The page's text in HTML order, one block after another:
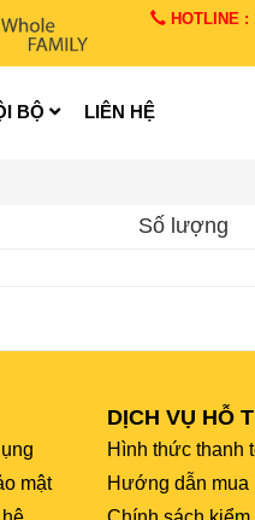
HOTLINE :
BỘ LIÊN HỆ
Số lượng
mật
DỊCH VỤ HỖ
Hình thức thanh
Hướng dẫn mua